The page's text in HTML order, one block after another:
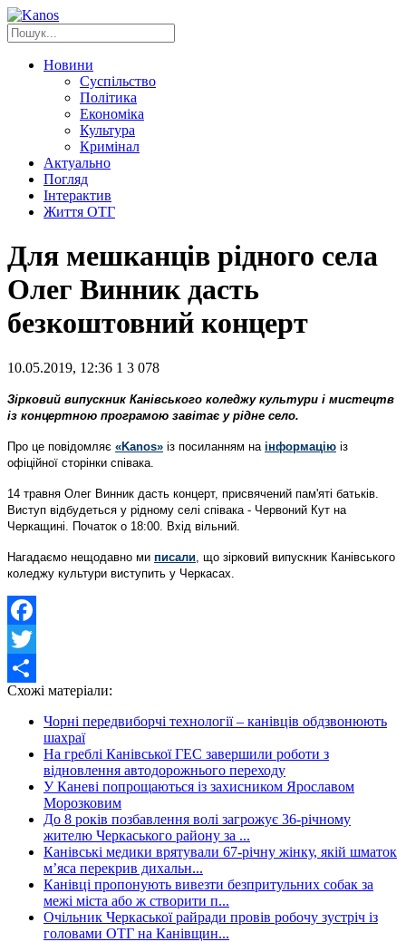
Новини
Суспільство
Політика
Економіка
Культура
Кримінал
Актуально
Погляд
Інтерактив
Життя ОТГ
Для мешканців рідного села
Олег Винник дасть
безкоштовний концерт
10.05.2019, 12:36 1 3 078
Зірковий випускник Канівського коледжу культури і мистецтв
із концертною програмою завітає у рідне село.
Про це повідомляє «Kanos» із посиланням на інформацію із
офіційної сторінки співака.
14 травня Олег Винник дасть концерт, присвячений пам'яті батьків.
Виступ відбудеться у рідному селі співака - Червоний Кут на
Черкащині. Початок о 18:00. Вхід вільний.
Нагадаємо нещодавно ми писали , що зірковий випускник Канівського
коледжу культури виступить у Черкасах.
Facebook
Twitter
Share
Схожі матеріали:
Чорні передвиборчі технології – канівців обдзвонюють
шахраї
На греблі Канівської ГЕС завершили роботи з
відновлення автодорожнього переходу
У Каневі попрощаються із захисником Ярославом
Морозковим
До 8 років позбавлення волі загрожує 36-річному
жителю Черкаського району за ...
Канівські медики врятували 67-річну жінку, якій шматок
м’яса перекрив дихальн...
Канівці пропонують вивезти безпритульних собак за
межі міста або ж створити п...
Очільник Черкаської райради провів робочу зустріч із
головами ОТГ на Канівщин...